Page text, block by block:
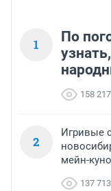
1
По
158 217
2
Игривые
мейн-
137 713